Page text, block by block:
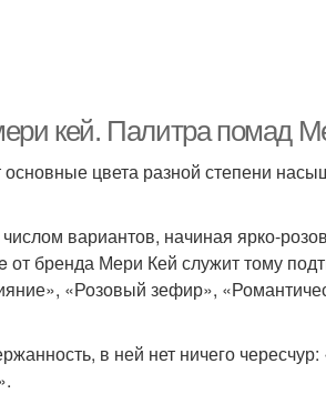
кей. Палитра помад
основные цвета разной степени
вариантов, начиная ярко-
от бренда Мери Кей служит тому
«Розовый зефир»,
в ней нет ничего